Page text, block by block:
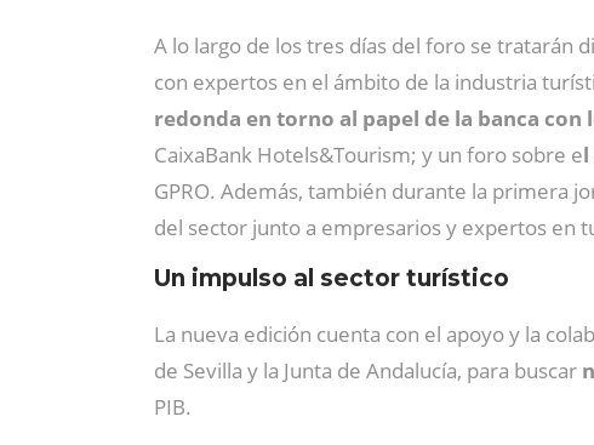
A lo largo de los tres días del foro se tratarán
con expertos en el ámbito de la industria
redonda en torno al papel de la banca
CaixaBank Hotels&Tourism; y un foro sobre el
GPRO. Además, también durante la primera
del sector junto a empresarios y expertos en
Un impulso al sector turístico
La nueva edición cuenta con el apoyo y la
de Sevilla y la Junta de Andalucía, para buscar
PIB.